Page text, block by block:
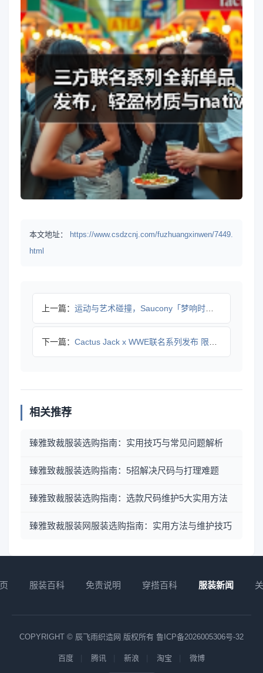
本文地址：
https://www.csdzcnj.com/fuzhuangxinwen/7449.
html
上一篇： 运动与艺术碰撞，Saucony「梦响时分」跨界活动引领潮流
下一篇： Cactus Jack x WWE联名系列发布 限量单品盘点
相关推荐
臻雅致裁服装选购指南：实用技巧与常见问题解析
臻雅致裁服装选购指南：5招解决尺码与打理难题
臻雅致裁服装选购指南：选款尺码维护5大实用方法
臻雅致裁服装网服装选购指南：实用方法与维护技巧
服装百科 免责说明 穿搭百科 服装新闻
COPYRIGHT © 辰飞雨织造网 版权所有 鲁ICP备2026005306号-32
百度 腾讯 新浪 淘宝 微博